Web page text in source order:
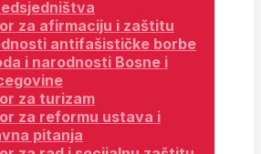
za afirmaciju i zaštitu
antifašističke borbe
i narodnosti Bosne i
za turizam
za reformu ustava i
pitanja